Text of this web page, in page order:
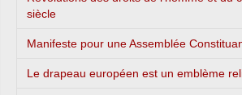
siècle
Manifeste pour une Assemblée
Le drapeau européen est un emblème